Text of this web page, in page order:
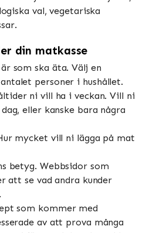
val, vegetariska
din matkasse
som ska äta. Välj en
personer i hushållet.
ni vill ha i veckan. Vill ni
eller kanske bara några
mycket vill ni lägga på mat
betyg. Webbsidor som
att se vad andra kunder
som kommer med
av att prova många